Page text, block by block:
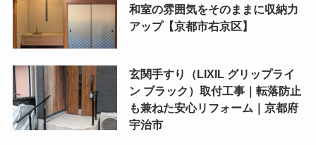
和室の雰囲気をそのままに収納力
アップ【京都市右京区】
玄関手すり（LIXIL グリップライ
ン ブラック）取付工事｜転落防止
も兼ねた安心リフォーム｜京都府
宇治市